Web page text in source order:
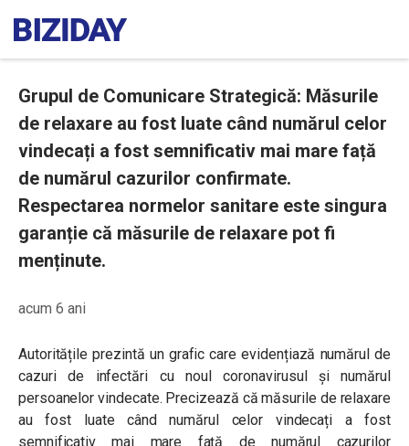
Grupul de Comunicare Strategică: Măsurile
de relaxare au fost luate când numărul celor
vindecați a fost semnificativ mai mare față
de numărul cazurilor confirmate.
Respectarea normelor sanitare este singura
garanție că măsurile de relaxare pot fi
menținute.
acum 6 ani
Autoritățile prezintă un grafic care evidențiază numărul de
cazuri de infectări cu noul coronavirusul și numărul
persoanelor vindecate. Precizează că măsurile de relaxare
au fost luate când numărul celor vindecați a fost
semnificativ mai mare față de numărul cazurilor